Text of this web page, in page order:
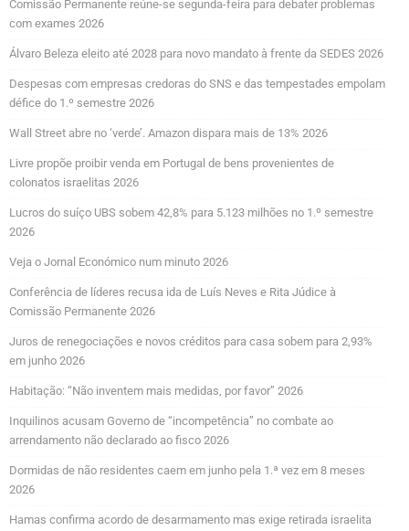
Comissão Permanente reúne-se segunda-feira para debater problemas
com exames 2026
Álvaro Beleza eleito até 2028 para novo mandato à frente da SEDES 2026
Despesas com empresas credoras do SNS e das tempestades empolam
défice do 1.º semestre 2026
Wall Street abre no ‘verde’. Amazon dispara mais de 13% 2026
Livre propõe proibir venda em Portugal de bens provenientes de
colonatos israelitas 2026
Lucros do suíço UBS sobem 42,8% para 5.123 milhões no 1.º semestre
2026
Veja o Jornal Económico num minuto 2026
Conferência de líderes recusa ida de Luís Neves e Rita Júdice à
Comissão Permanente 2026
Juros de renegociações e novos créditos para casa sobem para 2,93%
em junho 2026
Habitação: “Não inventem mais medidas, por favor” 2026
Inquilinos acusam Governo de “incompetência” no combate ao
arrendamento não declarado ao fisco 2026
Dormidas de não residentes caem em junho pela 1.ª vez em 8 meses
2026
Hamas confirma acordo de desarmamento mas exige retirada israelita